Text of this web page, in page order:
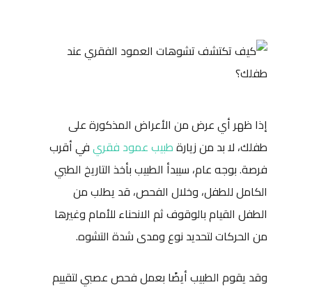
إذا ظهر أي عرض من الأعراض المذكورة على
طفلك، لا بد من زيارةطبيب عمود فقريفي أقرب
فرصة. بوجه عام، سيبدأ الطبيب بأخذ التاريخ الطبي
الكامل للطفل، وخلال الفحص، قد يطلب من
الطفل القيام بالوقوف ثم الانحناء للأمام وغيرها
من الحركات لتحديد نوع ومدى شدة التشوه.
وقد يقوم الطبيب أيضًا بعمل فحص عصبي لتقييم